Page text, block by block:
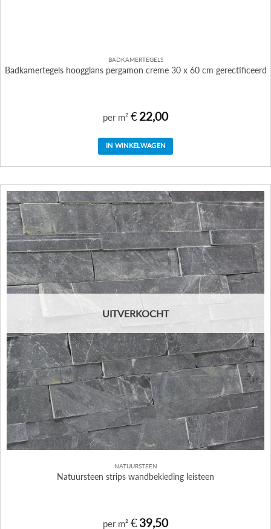
BADKAMERTEGELS
Badkamertegels hoogglans pergamon creme 30 x 60 cm gerectificeerd
per m² €22,00
IN WINKELWAGEN
UITVERKOCHT
NATUURSTEEN
Natuursteen strips wandbekleding leisteen
per m² €39,50